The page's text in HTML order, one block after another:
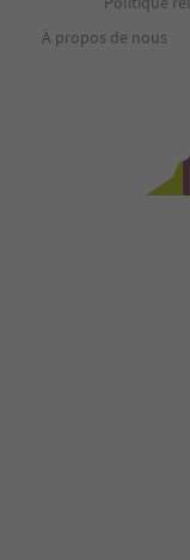
À propos de nous